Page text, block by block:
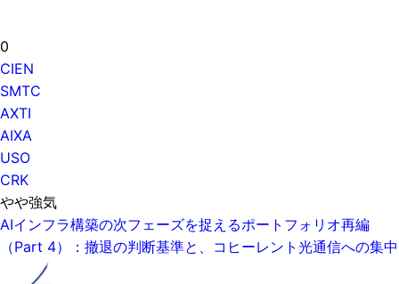
0
CIEN
SMTC
AXTI
AIXA
USO
CRK
やや強気
AIインフラ構築の次フェーズを捉えるポートフォリオ再編
（Part 4）：撤退の判断基準と、コヒーレント光通信への集中